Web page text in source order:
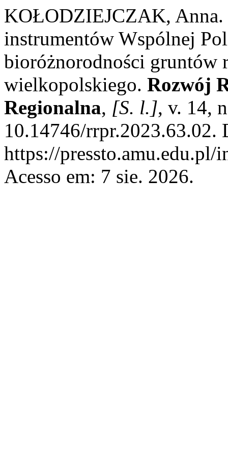
KOŁODZIEJCZAK, Anna.
instrumentów Wspólnej
bioróżnorodności gruntów
wielkopolskiego. Rozwój
Regionalna, [S. l.], v. 14,
10.14746/rrpr.2023.63.02.
https://
Acesso em: 7 sie. 2026.